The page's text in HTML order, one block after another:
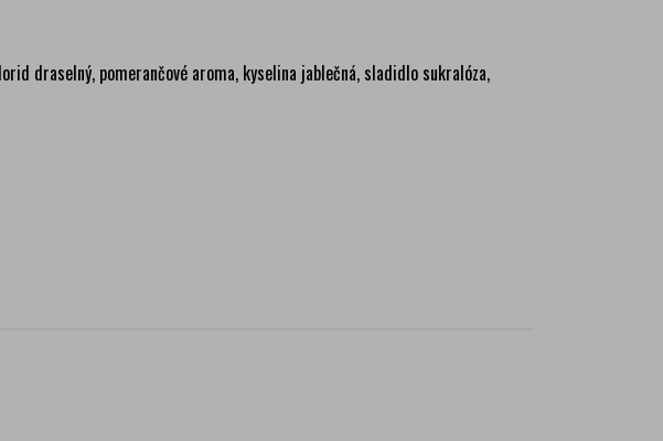
draselný, pomerančové aroma, kyselina jablečná, sladidlo sukralóza,